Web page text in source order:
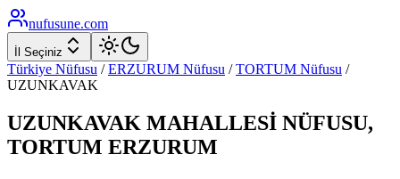
nufusune.com
İl Seçiniz
Türkiye Nüfusu / ERZURUM Nüfusu / TORTUM Nüfusu /
UZUNKAVAK
UZUNKAVAK MAHALLESİ NÜFUSU,
TORTUM ERZURUM